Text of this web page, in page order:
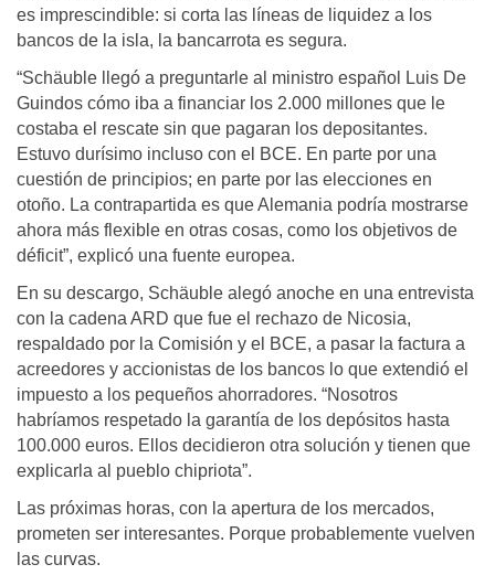
es imprescindible: si corta las líneas de liquidez a los
bancos de la isla, la bancarrota es segura.
“Schäuble llegó a preguntarle al ministro español Luis De
Guindos cómo iba a financiar los 2.000 millones que le
costaba el rescate sin que pagaran los depositantes.
Estuvo durísimo incluso con el BCE. En parte por una
cuestión de principios; en parte por las elecciones en
otoño. La contrapartida es que Alemania podría mostrarse
ahora más flexible en otras cosas, como los objetivos de
déficit”, explicó una fuente europea.
En su descargo, Schäuble alegó anoche en una entrevista
con la cadena ARD que fue el rechazo de Nicosia,
respaldado por la Comisión y el BCE, a pasar la factura a
acreedores y accionistas de los bancos lo que extendió el
impuesto a los pequeños ahorradores. “Nosotros
habríamos respetado la garantía de los depósitos hasta
100.000 euros. Ellos decidieron otra solución y tienen que
explicarla al pueblo chipriota”.
Las próximas horas, con la apertura de los mercados,
prometen ser interesantes. Porque probablemente vuelven
las curvas.